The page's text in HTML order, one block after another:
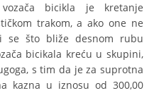
bicikla je kretanje
trakom, a ako one ne
se što bliže desnom rubu
bicikala kreću u skupini,
s tim da je za suprotna
kazna u iznosu od 300,00